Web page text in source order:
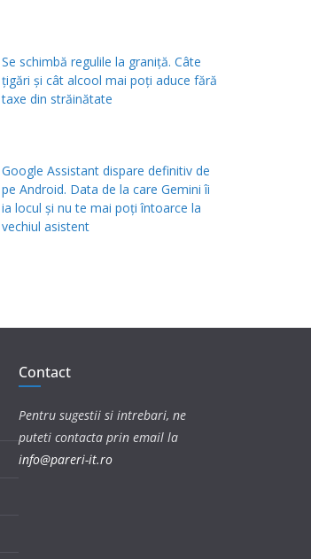
Se schimbă regulile la graniță. Câte
țigări și cât alcool mai poți aduce fără
taxe din străinătate
Google Assistant dispare definitiv de
pe Android. Data de la care Gemini îi
ia locul și nu te mai poți întoarce la
vechiul asistent
Contact
Pentru sugestii si intrebari, ne
puteti contacta prin email la
info@pareri-it.ro